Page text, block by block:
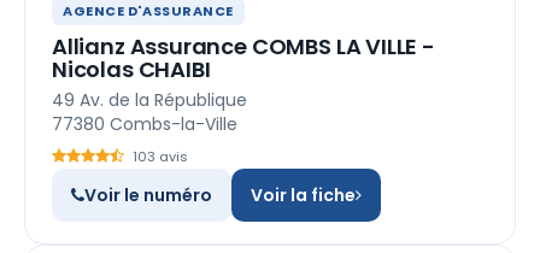
AGENCE D'ASSURANCE
Allianz Assurance COMBS LA VILLE -
Nicolas CHAIBI
49 Av. de la République
77380 Combs-la-Ville
103 avis
Voir le numéro Voir la fiche